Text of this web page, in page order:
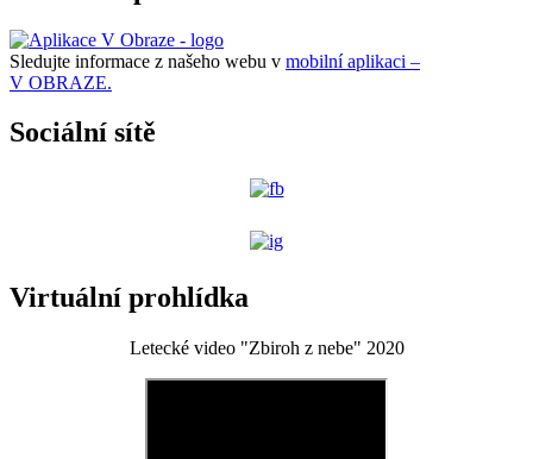
Sledujte informace z našeho webu v mobilní aplikaci –
V OBRAZE.
Sociální sítě
Virtuální prohlídka
Letecké video "Zbiroh z nebe" 2020